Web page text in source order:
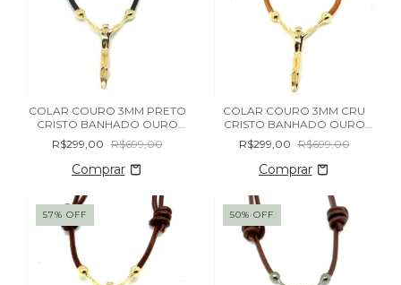
COLAR COURO 3MM PRETO
CRISTO BANHADO OURO
18K
R$299,00 R$699,00
COLAR COURO 3MM CRU
CRISTO BANHADO OURO
18K
R$299,00 R$699,00
57% OFF 50% OFF